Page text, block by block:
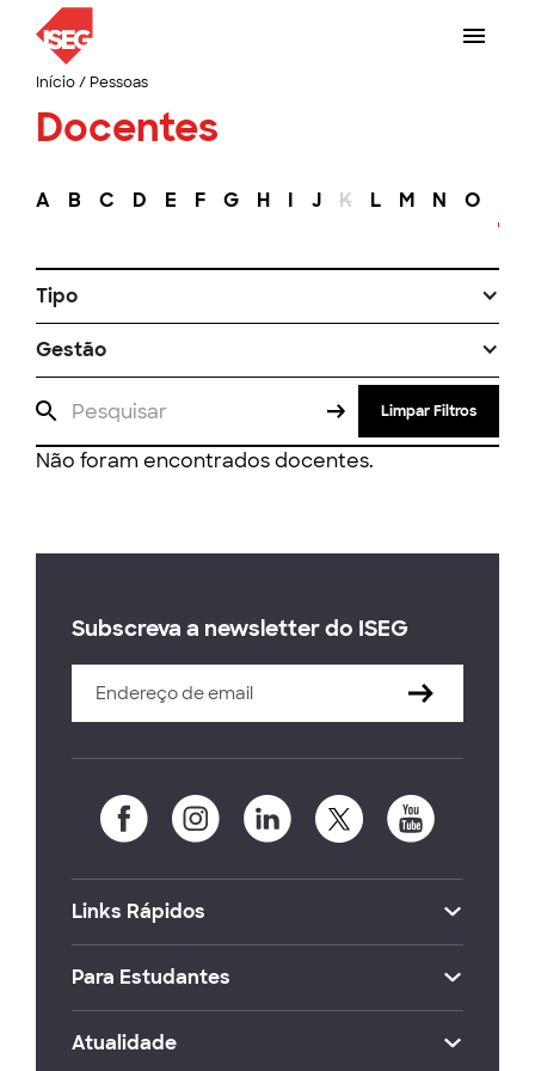
Início/ Pessoas
Docentes
A B C D E F G H I J K L M N O
Tipo
Gestão
Limpar Filtros
Não foram encontrados docentes.
Subscreva a newsletter do ISEG
Links Rápidos
Para Estudantes
Atualidade